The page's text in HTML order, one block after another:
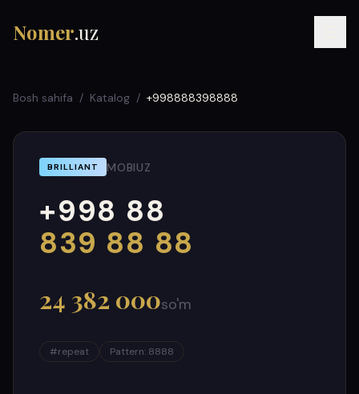
Nomer.uz
UZ УЗ
Bosh sahifa / Katalog / +998888398888
BRILLIANT MOBIUZ
+998 88
839 88 88
000
999
24 382 000so'm
#repeat Pattern: 8888